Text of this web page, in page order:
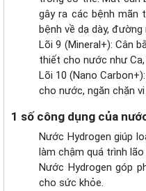
gây ra các bệnh mãn
bệnh về dạ dày,
Lõi 9 (Mineral+): Cân
thiết cho nước như Ca,
Lõi 10 (Nano
cho nước, ngăn chặn
1 số công dụng của
Nước Hydrogen giúp
làm chậm quá trình lão
Nước Hydrogen góp
cho sức khỏe.